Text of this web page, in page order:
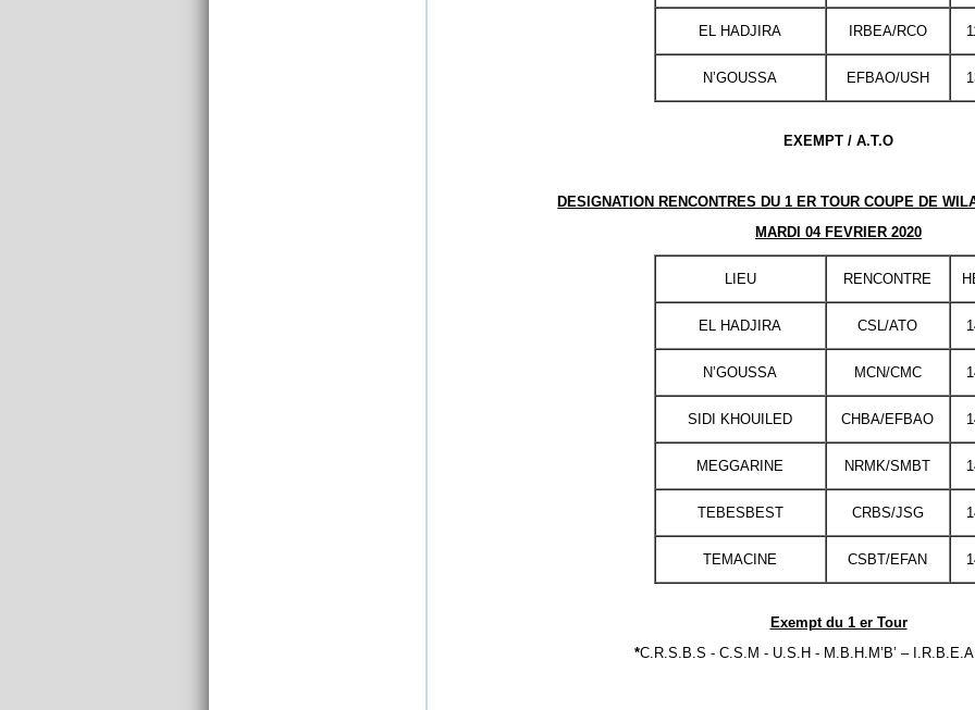
EL HADJIRA IRBEA/RCO
N’GOUSSA EFBAO/USH
EXEMPT / A.T.O
DESIGNATION RENCONTRES DU 1 ER TOUR COUPE DE
MARDI 04 FEVRIER 2020
LIEU RENCONTRE
EL HADJIRA CSL/ATO
N’GOUSSA MCN/CMC
SIDI KHOUILED CHBA/EFBAO
MEGGARINE NRMK/SMBT
TEBESBEST CRBS/JSG
TEMACINE CSBT/EFAN
Exempt du 1 er Tour
*C.R.S.B.S - C.S.M - U.S.H - M.B.H.M’B’ –